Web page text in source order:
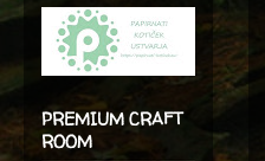
PREMIUM CRAFT
ROOM